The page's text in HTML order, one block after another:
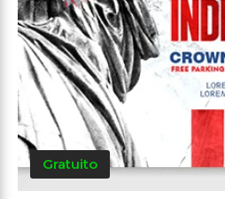
Gratuito